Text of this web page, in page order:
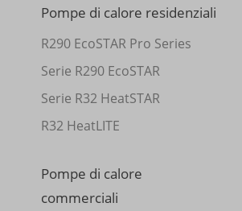
Pompe di calore residenziali
R290 EcoSTAR Pro Series
Serie R290 EcoSTAR
Serie R32 HeatSTAR
R32 HeatLITE
Pompe di calore
commerciali